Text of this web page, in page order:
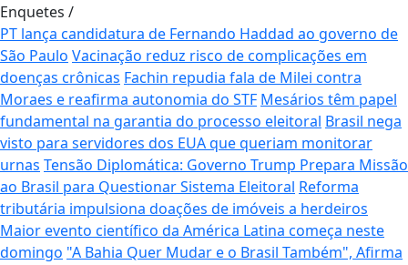
Enquetes /
PT lança candidatura de Fernando Haddad ao governo de
São Paulo Vacinação reduz risco de complicações em
doenças crônicas Fachin repudia fala de Milei contra
Moraes e reafirma autonomia do STF Mesários têm papel
fundamental na garantia do processo eleitoral Brasil nega
visto para servidores dos EUA que queriam monitorar
urnas Tensão Diplomática: Governo Trump Prepara Missão
ao Brasil para Questionar Sistema Eleitoral Reforma
tributária impulsiona doações de imóveis a herdeiros
Maior evento científico da América Latina começa neste
domingo "A Bahia Quer Mudar e o Brasil Também", Afirma